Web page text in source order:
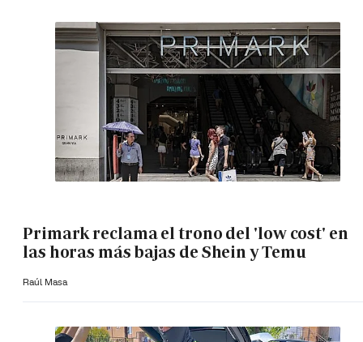
Primark reclama el trono del 'low cost' en
las horas más bajas de Shein y Temu
Raúl Masa